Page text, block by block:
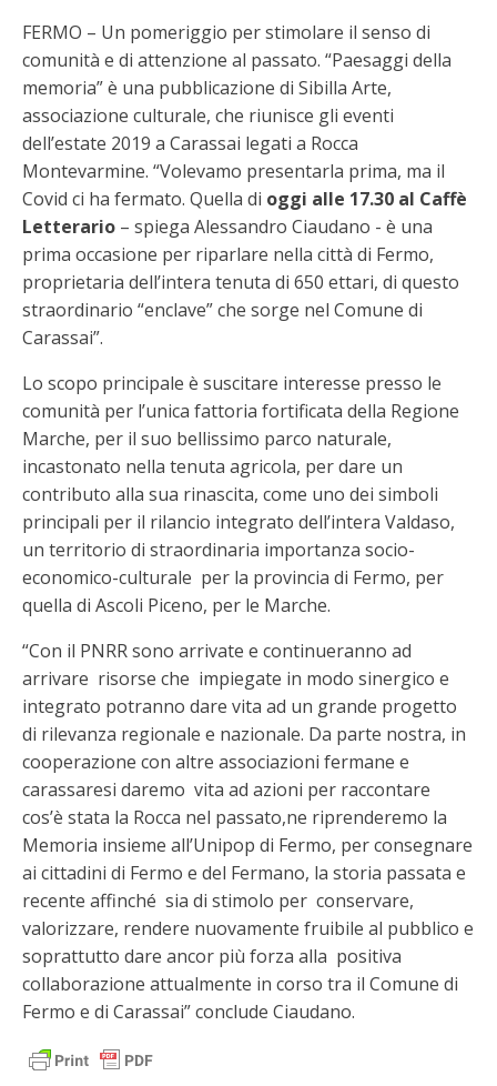
FERMO – Un pomeriggio per stimolare il senso di
comunità e di attenzione al passato. “Paesaggi della
memoria” è una pubblicazione di Sibilla Arte,
associazione culturale, che riunisce gli eventi
dell’estate 2019 a Carassai legati a Rocca
Montevarmine. “Volevamo presentarla prima, ma il
Covid ci ha fermato. Quella di oggi alle 17.30 al Caffè
Letterario – spiega Alessandro Ciaudano - è una
prima occasione per riparlare nella città di Fermo,
proprietaria dell’intera tenuta di 650 ettari, di questo
straordinario “enclave” che sorge nel Comune di
Carassai”.
Lo scopo principale è suscitare interesse presso le
comunità per l’unica fattoria fortificata della Regione
Marche, per il suo bellissimo parco naturale,
incastonato nella tenuta agricola, per dare un
contributo alla sua rinascita, come uno dei simboli
principali per il rilancio integrato dell’intera Valdaso,
un territorio di straordinaria importanza socio-
economico-culturale per la provincia di Fermo, per
quella di Ascoli Piceno, per le Marche.
“Con il PNRR sono arrivate e continueranno ad
arrivare risorse che impiegate in modo sinergico e
integrato potranno dare vita ad un grande progetto
di rilevanza regionale e nazionale. Da parte nostra, in
cooperazione con altre associazioni fermane e
carassaresi daremo vita ad azioni per raccontare
cos’è stata la Rocca nel passato,ne riprenderemo la
Memoria insieme all’Unipop di Fermo, per consegnare
ai cittadini di Fermo e del Fermano, la storia passata e
recente affinché sia di stimolo per conservare,
valorizzare, rendere nuovamente fruibile al pubblico e
soprattutto dare ancor più forza alla positiva
collaborazione attualmente in corso tra il Comune di
Fermo e di Carassai” conclude Ciaudano.